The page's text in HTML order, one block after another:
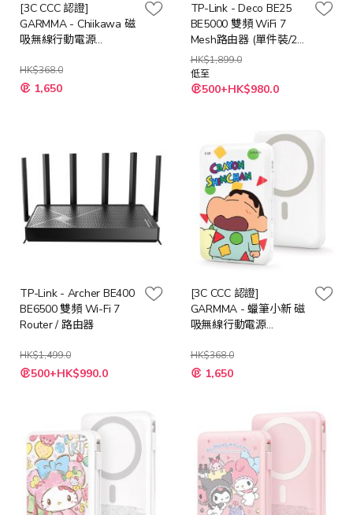
[3C CCC 認證]
GARMMA - Chiikawa 磁
吸無線行動電源
HK$368.0
1,650
TP-Link - Deco BE25
BE5000 雙頻 WiFi 7
Mesh路由器 (單件裝/2件
裝/3件裝)
HK$1,899.0
低至
500+HK$980.0
TP-Link - Archer BE400
BE6500 雙頻 Wi-Fi 7
Router / 路由器
HK$1,499.0
特
殊 500+HK$990.0
[3C CCC 認證]
GARMMA - 蠟筆小新 磁
吸無線行動電源
HK$368.0
1,650